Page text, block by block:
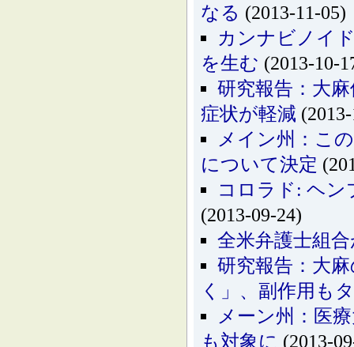
なる (2013-11-05)
カンナビノイ
を生む (2013-10-
研究報告：大
症状が軽減
メイン州：こ
について決定
コロラド: ヘン
(2013-09-24)
全米弁護士組
研究報告：大
く」、副作用も
メーン州：医
も対象に (2013-